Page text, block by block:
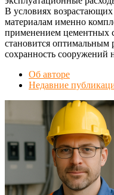
В условиях
материалам именно
применением цементных
становится
сохранность сооружений
Об авторе
Недавние